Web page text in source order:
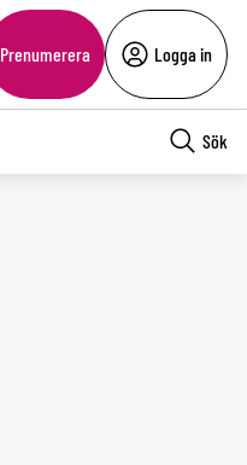
Prenumerera Logga in
Sök